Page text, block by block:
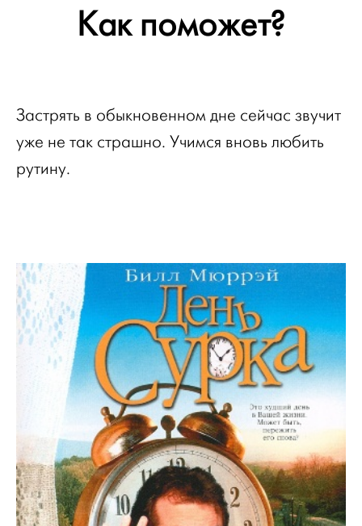
Как поможет?
Застрять в обыкновенном дне сейчас звучит
уже не так страшно. Учимся вновь любить
рутину.